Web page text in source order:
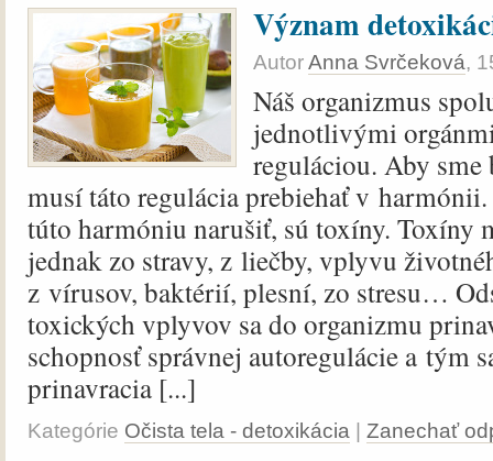
Význam
AutorAnna Svrčeková,
Náš organizmus
jednotlivými
reguláciou. Aby
musí táto regulácia prebiehať v harmónii.
túto harmóniu narušiť, sú toxíny. Toxíny
jednak zo stravy, z liečby, vplyvu
z vírusov, baktérií, plesní, zo stresu…
toxických vplyvov sa do organizmu
schopnosť správnej autoregulácie a tým
prinavracia [...]
Kategórie Očista tela - detoxikácia Zanechať